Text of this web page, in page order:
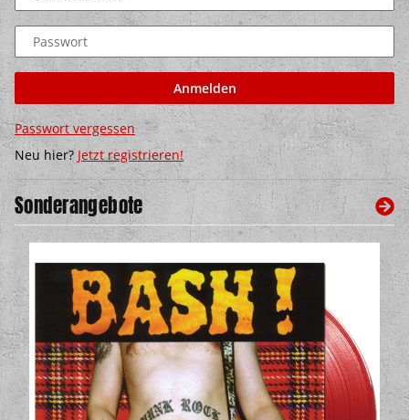
Passwort
Anmelden
Passwort vergessen
Neu hier? Jetzt registrieren!
Sonderangebote